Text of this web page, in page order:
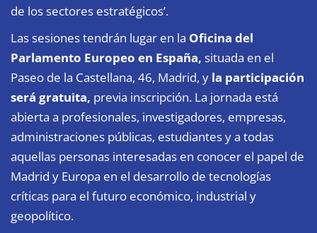
de los sectores estratégicos’.
Las sesiones tendrán lugar en la Oficina del
Parlamento Europeo en España, situada en el
Paseo de la Castellana, 46, Madrid, y la participación
será gratuita, previa inscripción. La jornada está
abierta a profesionales, investigadores, empresas,
administraciones públicas, estudiantes y a todas
aquellas personas interesadas en conocer el papel de
Madrid y Europa en el desarrollo de tecnologías
críticas para el futuro económico, industrial y
geopolítico.